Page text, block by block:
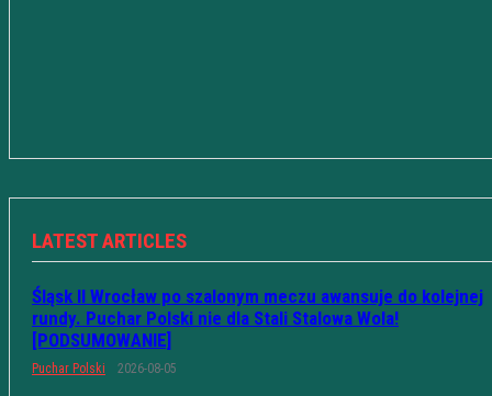
LATEST ARTICLES
Śląsk II Wrocław po szalonym meczu awansuje do kolejnej
rundy. Puchar Polski nie dla Stali Stalowa Wola!
[PODSUMOWANIE]
Puchar Polski 2026-08-05